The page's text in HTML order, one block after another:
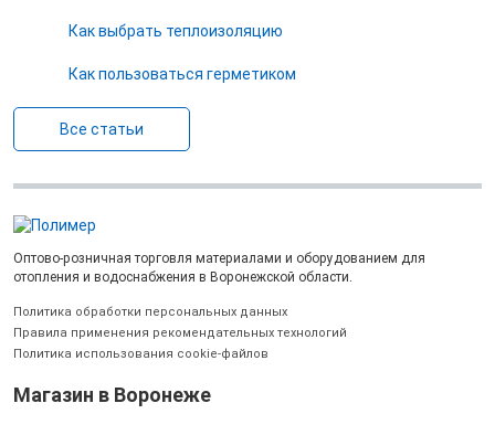
Как выбрать теплоизоляцию
Как пользоваться герметиком
Все статьи
Оптово-розничная торговля материалами и оборудованием для
отопления и водоснабжения в Воронежской области.
Политика обработки персональных данных
Правила применения рекомендательных технологий
Политика использования cookie-файлов
Магазин в Воронеже